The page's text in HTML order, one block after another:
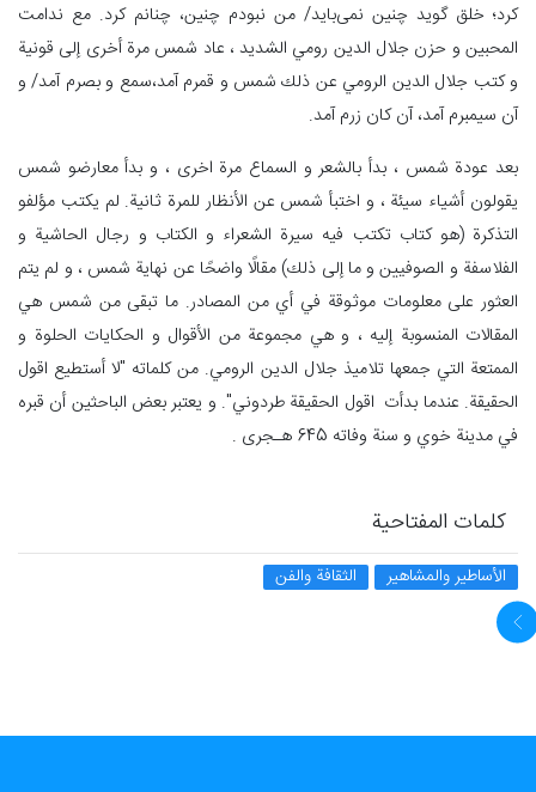
کرد؛ خلق گوید چنین نمی‌باید/ من نبودم چنین، چنانم کرد. مع ندامت
المحبین و حزن جلال الدين رومي الشديد ، عاد شمس مرة أخرى إلى قونية
و كتب جلال الدين الرومي عن ذلك شمس و قمرم آمد،سمع و بصرم آمد/ و
آن سیمبرم آمد، آن کان زرم آمد.
بعد عودة شمس ، بدأ بالشعر و السماع مرة اخری ، و بدأ معارضو شمس
يقولون أشياء سيئة ، و اختبأ شمس عن الأنظار للمرة ثانية. لم يكتب مؤلفو
التذكرة (هو كتاب تكتب فيه سيرة الشعراء و الكتاب و رجال الحاشية و
الفلاسفة و الصوفيين و ما إلى ذلك) مقالًا واضحًا عن نهاية شمس ، و لم يتم
العثور على معلومات موثوقة في أي من المصادر. ما تبقى من شمس هي
المقالات المنسوبة إليه ، و هي مجموعة من الأقوال و الحكايات الحلوة و
الممتعة التي جمعها تلاميذ جلال الدين الرومي. من كلماته "لا أستطيع اقول
الحقيقة. عندما بدأت اقول الحقیقة طردوني". و يعتبر بعض الباحثين أن قبره
في مدينة خوي و سنة وفاته 645 هـجری .
كلمات المفتاحية
الأساطير والمشاهير الثقافة والفن